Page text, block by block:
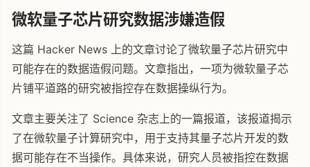
微软量子芯片研究数据涉嫌造假
这篇 Hacker News 上的文章讨论了微软量子芯片研究中
可能存在的数据造假问题。文章指出，一项为微软量子芯
片铺平道路的研究被指控存在数据操纵行为。
文章主要关注了 Science 杂志上的一篇报道，该报道揭示
了在微软量子计算研究中，用于支持其量子芯片开发的数
据可能存在不当操作。具体来说，研究人员被指控在数据